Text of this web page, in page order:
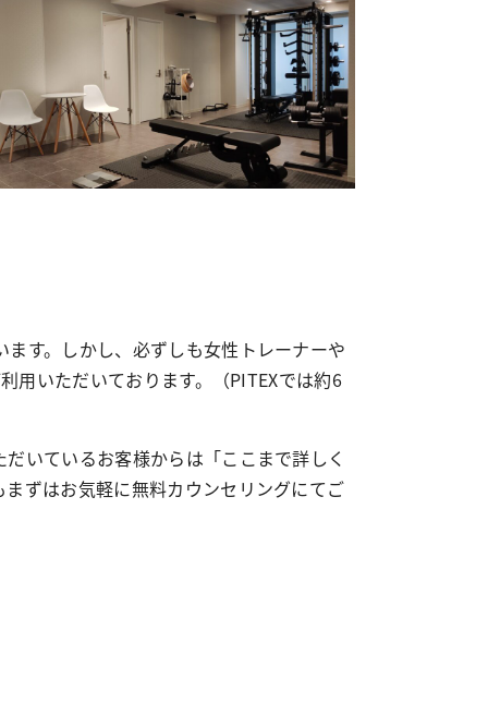
す。しかし、必ずしも女性トレーナーや
用いただいております。（PITEXでは約6
いているお客様からは「ここまで詳しく
ずはお気軽に無料カウンセリングにてご